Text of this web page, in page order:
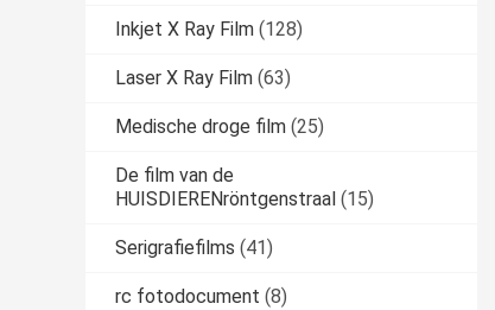
Inkjet X Ray Film (128)
Laser X Ray Film (63)
Medische droge film (25)
De film van de
HUISDIERENröntgenstraal (15)
Serigrafiefilms (41)
rc fotodocument (8)